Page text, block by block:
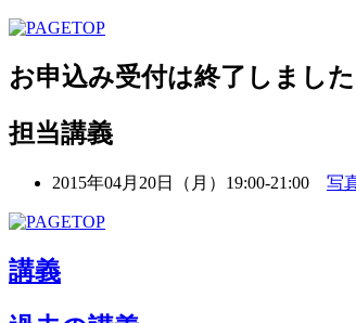
お申込み受付は終了しました
担当講義
2015年04月20日（月）19:00-21:00 写
講義